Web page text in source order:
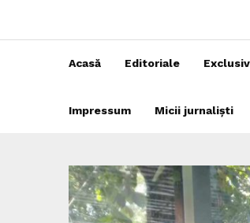
Acasă Editoriale Exclusiv
Impressum Micii jurnaliști